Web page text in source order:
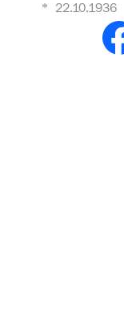
22.10.1936